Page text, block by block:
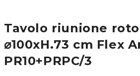
Tavolo riunione
⌀100xH.73 cm Flex
PR10+PRPC/3